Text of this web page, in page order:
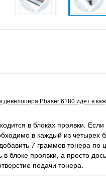
девелопера Phaser 6180 идет в
в блоках проявки.
в каждый из четырех
7 граммов тонера по
блоке проявки, а просто
подачи тонера.